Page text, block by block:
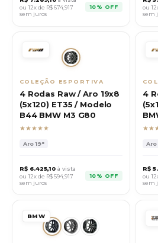
ou 12x de R$674,917
sem juros
10% OFF
ou
sem
COLEÇÃO ESPORTIVA
4 Rodas Raw / Aro 19x8
(5x120) ET35 / Modelo
B44 BMW M3 G80
★★★★★
Aro19"
R$ 6.425,10 à vista
ou 12x de R$594,917
sem juros
10% OFF
4
Aro
R$
ou
sem
BMW